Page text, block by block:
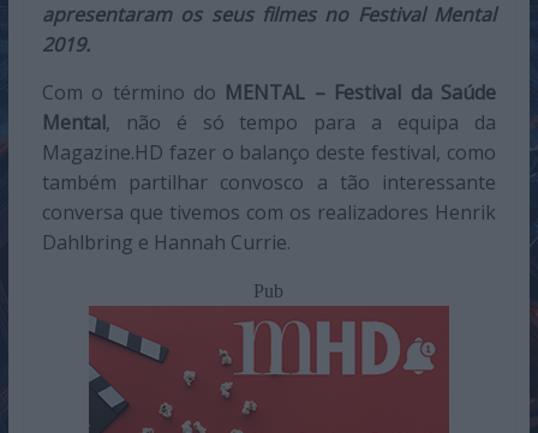
apresentaram os seus filmes no Festival Mental
2019.
Com o término do MENTAL – Festival da Saúde
Mental, não é só tempo para a equipa da
Magazine.HD fazer o balanço deste festival, como
também partilhar convosco a tão interessante
conversa que tivemos com os realizadores Henrik
Dahlbring e Hannah Currie.
Pub